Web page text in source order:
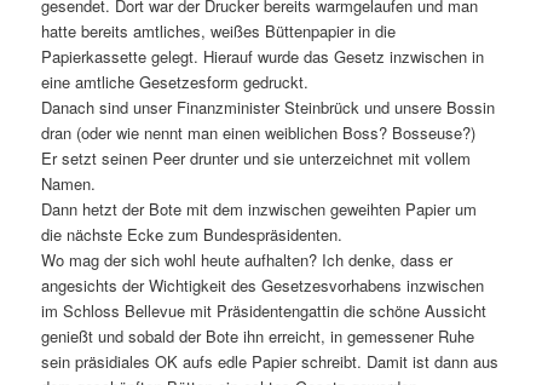
gesendet. Dort war der Drucker bereits warmgelaufen und man
hatte bereits amtliches, weißes Büttenpapier in die
Papierkassette gelegt. Hierauf wurde das Gesetz inzwischen in
eine amtliche Gesetzesform gedruckt.
Danach sind unser Finanzminister Steinbrück und unsere Bossin
dran (oder wie nennt man einen weiblichen Boss? Bosseuse?)
Er setzt seinen Peer drunter und sie unterzeichnet mit vollem
Namen.
Dann hetzt der Bote mit dem inzwischen geweihten Papier um
die nächste Ecke zum Bundespräsidenten.
Wo mag der sich wohl heute aufhalten? Ich denke, dass er
angesichts der Wichtigkeit des Gesetzesvorhabens inzwischen
im Schloss Bellevue mit Präsidentengattin die schöne Aussicht
genießt und sobald der Bote ihn erreicht, in gemessener Ruhe
sein präsidiales OK aufs edle Papier schreibt. Damit ist dann aus